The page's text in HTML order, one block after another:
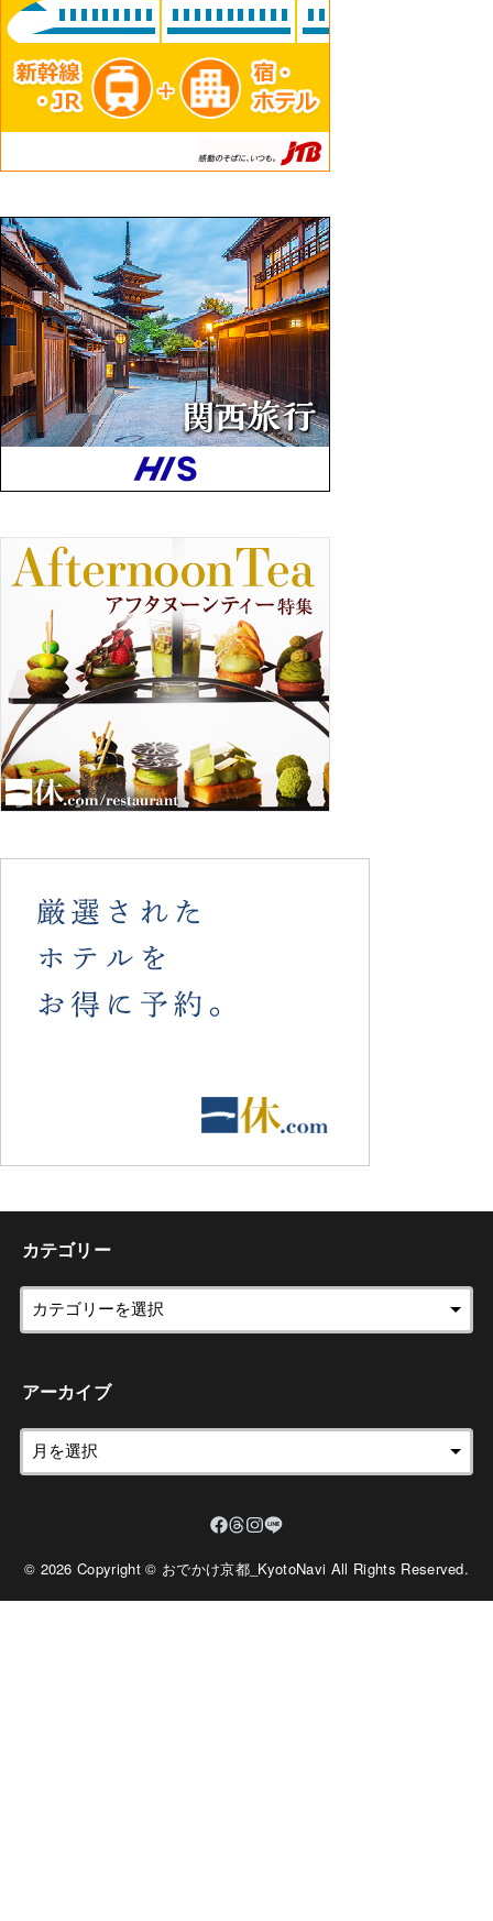
カテゴリー
アーカイブ
© 2026 Copyright © おでかけ京都_KyotoNavi All Rights Reserved.